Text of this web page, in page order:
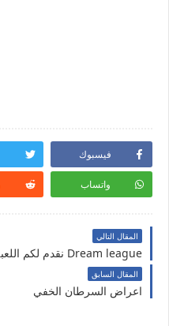
فيسبوك
واتساب
المقال التالي
Dream league نقدم لكم اللعبة المميزة
المقال السابق
اعراض السرطان الخفي